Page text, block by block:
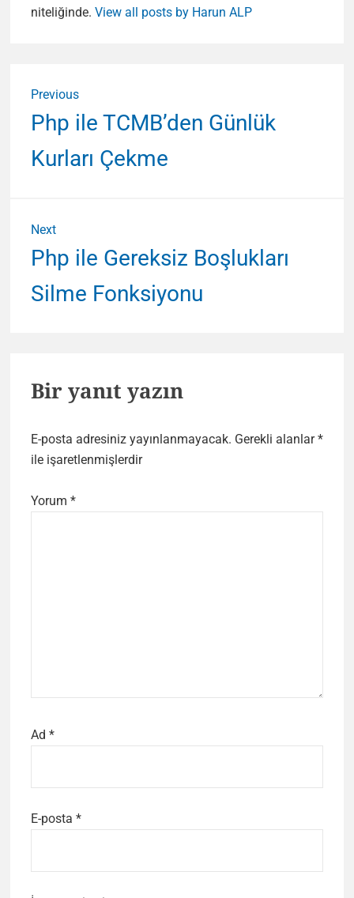
niteliğinde. View all posts by Harun ALP
gezinmesi
Previous
Previous
post:
Php ile TCMB’den Günlük
Kurları Çekme
Next
Next
post:
Php ile Gereksiz Boşlukları
Silme Fonksiyonu
Bir yanıt yazın
E-posta adresiniz yayınlanmayacak. Gerekli alanlar*
ile işaretlenmişlerdir
Yorum *
Ad *
E-posta *